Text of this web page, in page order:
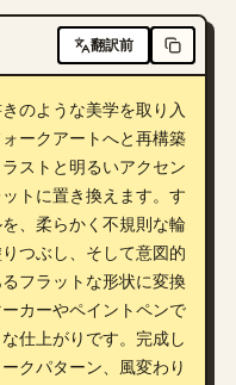
翻訳前
のような美学を取り入
ークアートへと再構築
ストと明るいアクセン
トに置き換えます。す
、柔らかく不規則な輪
つぶし、そして意図的
フラットな形状に変換
カーやペイントペンで
仕上がりです。完成し
クパターン、風変わり